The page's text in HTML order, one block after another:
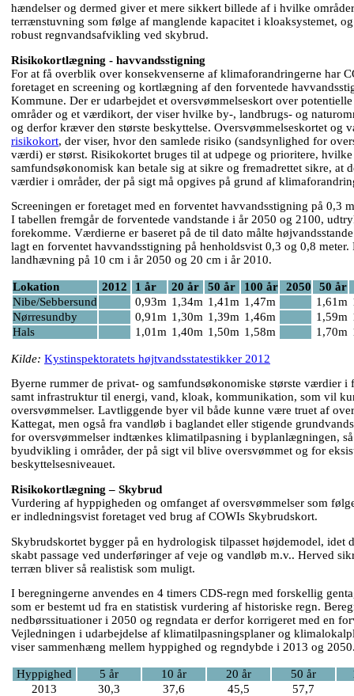
hændelser og dermed giver et mere sikkert billede af i hvilke
terrænstuvning som følge af manglende kapacitet i kloaksystemet,
robust regnvandsafvikling ved skybrud.
Risikokortlægning - havvandsstigning
For at få overblik over konsekvenserne af klimaforandringerne har
foretaget en screening og kortlægning af den forventede
Kommune. Der er udarbejdet et oversvømmelseskort over
områder og et værdikort, der viser hvilke by-, landbrugs- og
og derfor kræver den største beskyttelse. Oversvømmelseskortet og
risikokort, der viser, hvor den samlede risiko (sandsynlighed for
værdi) er størst. Risikokortet bruges til at udpege og prioritere, hvilke
samfundsøkonomisk kan betale sig at sikre og fremadrettet sikre, at
værdier i områder, der på sigt må opgives på grund af
Screeningen er foretaget med en forventet havvandsstigning på 0,3
I tabellen fremgår de forventede vandstande i år 2050 og 2100,
forekomme. Værdierne er baseret på de til dato målte
lagt en forventet havvandsstigning på henholdsvist 0,3 og 0,8
landhævning på 10 cm i år 2050 og 20 cm i år 2010.
Lokation 2012 1 år 20 år 50 år 100 år 2050 50 år
Nibe/Sebbersund
0,93m 1,34m 1,41m 1,47m 1,61m
Nørresundby
0,91m 1,30m 1,39m 1,46m 1,59m
Hals
1,01m 1,40m 1,50m 1,58m 1,70m
Kilde: Kystinspektoratets højtvandsstatestikker 2012
Byerne rummer de privat- og samfundsøkonomiske største værdier
samt infrastruktur til energi, vand, kloak, kommunikation, som vil
oversvømmelser. Lavtliggende byer vil både kunne være truet af
Kattegat, men også fra vandløb i baglandet eller stigende
for oversvømmelser indtænkes klimatilpasning i byplanlægningen,
byudvikling i områder, der på sigt vil blive oversvømmet og for
beskyttelsesniveauet.
Risikokortlægning – Skybrud
Vurdering af hyppigheden og omfanget af oversvømmelser som
er indledningsvist foretaget ved brug af COWIs Skybrudskort.
Skybrudskortet bygger på en hydrologisk tilpasset højdemodel, idet
skabt passage ved underføringer af veje og vandløb m.v.. Herved
terræn bliver så realistisk som muligt.
I beregningerne anvendes en 4 timers CDS-regn med forskellig
som er bestemt ud fra en statistisk vurdering af historiske regn.
nedbørssituationer i 2050 og regndata er derfor korrigeret med en
Vejledningen i udarbejdelse af klimatilpasningsplaner og
viser sammenhæng mellem hyppighed og regndybde i 2013 og
Hyppighed 5 år 10 år 20 år 50 år
2013
30,3 37,6 45,5
57,7